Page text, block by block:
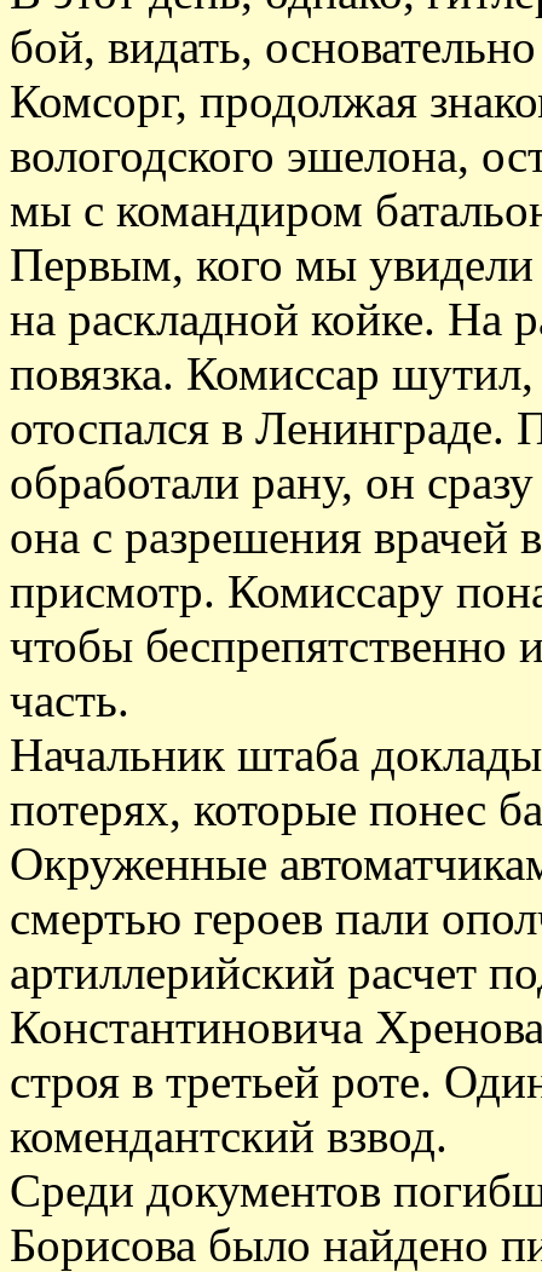
бой, видать,
Комсорг, продолжая
вологодского эшелона,
мы с командиром
Первым, кого мы
на раскладной койке. На
повязка. Комиссар
отоспался в Ленинграде.
обработали рану, он
она с разрешения врачей
присмотр. Комиссару
чтобы беспрепятственно
часть.
Начальник штаба
потерях, которые понес
Окруженные
смертью героев пали
артиллерийский расчет
Константиновича
строя в третьей роте.
комендантский взвод.
Среди документов
Борисова было найдено